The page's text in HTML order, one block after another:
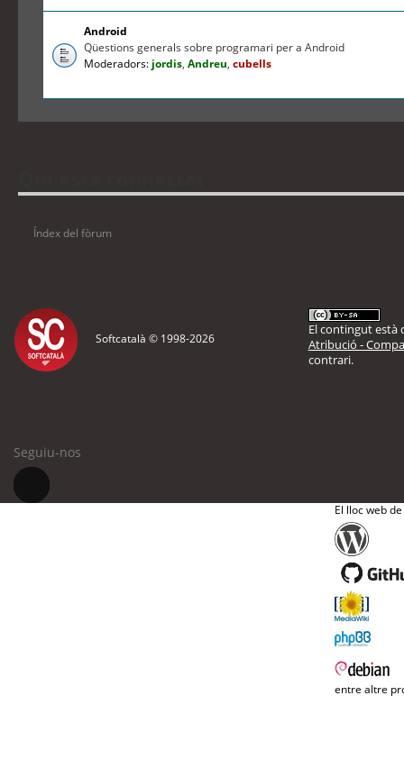
Android
Qüestions generals sobre programari per a Android
Moderadors: jordis,Andreu,cubells
Índex del fòrum
Softcatalà © 1998-2026
El contingut està
Atribució -
contrari.
Seguiu-nos
El lloc web
entre altre